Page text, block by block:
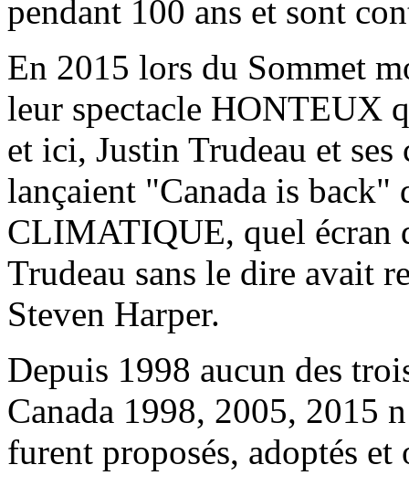
pendant 100 ans et sont
En 2015 lors du Sommet
leur spectacle HONTEUX
et ici, Justin Trudeau et
lançaient "Canada is back"
CLIMATIQUE, quel écran
Trudeau sans le dire avait
Steven Harper.
Depuis 1998 aucun des
Canada 1998, 2005, 2015
furent proposés, adoptés